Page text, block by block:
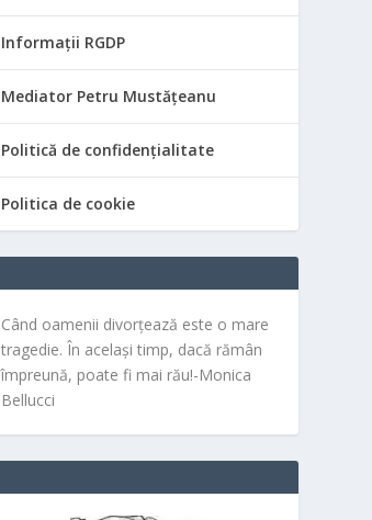
Informații RGDP
Mediator Petru Mustățeanu
Politică de confidențialitate
Politica de cookie
Când oamenii divorțează este o mare
tragedie. În același timp, dacă rămân
împreună, poate fi mai rău!-Monica
Bellucci